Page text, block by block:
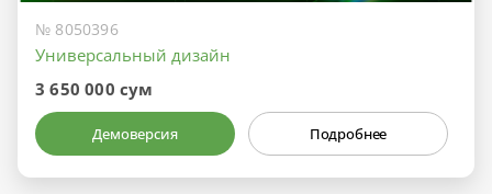
№ 8050396
Универсальный дизайн
3 650 000 сум
Демоверсия Подробнее